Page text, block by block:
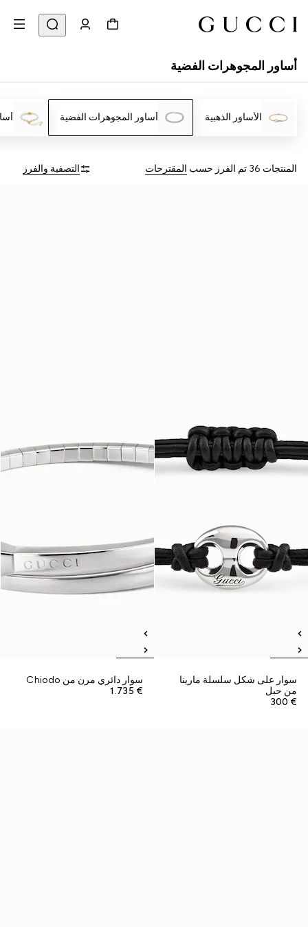
أساور المجوهرات الفضية
الأساور الذهبية أساور المجوهرات الفضية
المنتجات 36 تم الفرز حسب المقترحات التصفية والفرز
سوار على شكل سلسلة مارينا
من حبل
€ 300
سوار دائري مرن من Chiodo
€ 1.735